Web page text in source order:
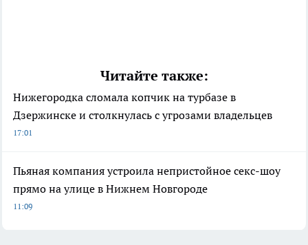
Читайте также:
Нижегородка сломала копчик на турбазе в
Дзержинске и столкнулась с угрозами владельцев
17:01
Пьяная компания устроила непристойное секс-шоу
прямо на улице в Нижнем Новгороде
11:09